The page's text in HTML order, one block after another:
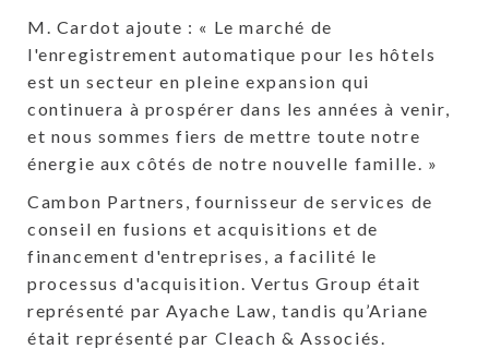
M. Cardot ajoute : « Le marché de
l'enregistrement automatique pour les hôtels
est un secteur en pleine expansion qui
continuera à prospérer dans les années à venir,
et nous sommes fiers de mettre toute notre
énergie aux côtés de notre nouvelle famille. »
Cambon Partners, fournisseur de services de
conseil en fusions et acquisitions et de
financement d'entreprises, a facilité le
processus d'acquisition. Vertus Group était
représenté par Ayache Law, tandis qu’Ariane
était représenté par Cleach & Associés.